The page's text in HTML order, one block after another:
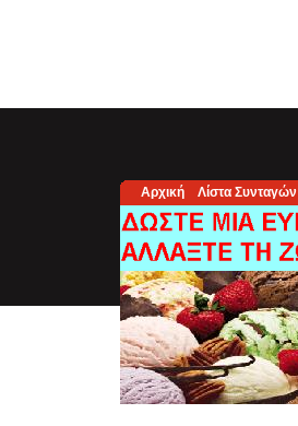
Αρχική Λίστα Συνταγών